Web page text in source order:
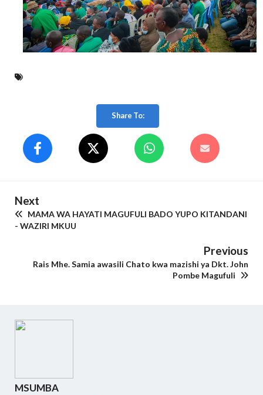
Share To:
Next
MAMA WA HAYATI MAGUFULI BADO YUPO KITANDANI
- WAZIRI MKUU
Previous
Rais Mhe. Samia awasili Chato kwa mazishi ya Dkt. John
Pombe Magufuli
MSUMBA